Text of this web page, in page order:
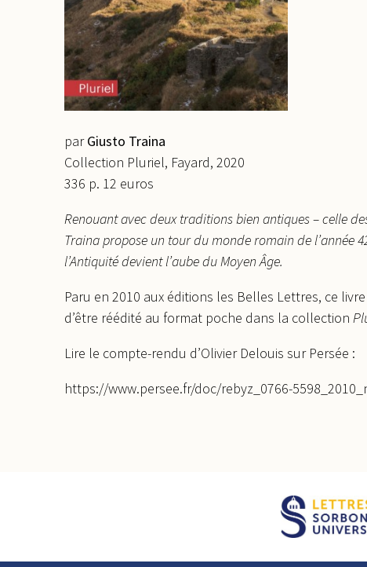
parGiusto Traina
Collection Pluriel, Fayard, 2020
336 p. 12 euros
Renouant avec deux traditions bien antiques – celle
Traina propose un tour du monde romain de l’année
l’Antiquité devient l’aube du Moyen Âge.
Paru en 2010 aux éditions les Belles Lettres, ce livre
d’être réédité au format poche dans la collection
Lire le compte-rendu d’Olivier Delouis sur Persée :
https://www.persee.fr/doc/rebyz_0766-